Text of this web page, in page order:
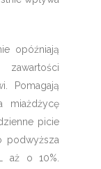
opóźniają
Pomagają
miażdżycę
picie
podwyższa
aż o 10%.